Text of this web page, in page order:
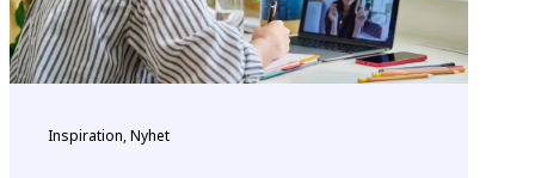
Inspiration, Nyhet
utbildningen.